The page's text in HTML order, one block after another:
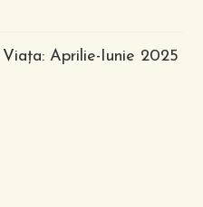
Aprilie-Iunie 2025